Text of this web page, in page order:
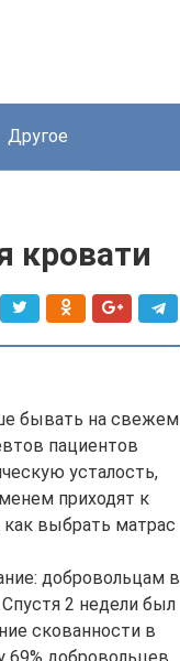
Другое
кровати
бывать на свежем
пациентов
усталость,
приходят к
как выбрать матрас
добровольцам в
2 недели был
скованности в